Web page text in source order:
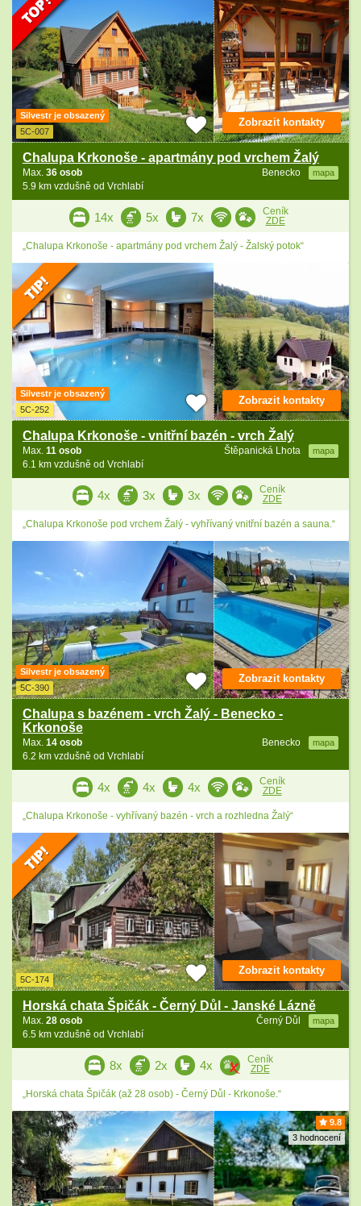
Silvestr je obsazený
5C-007
Chalupa Krkonoše - apartmány pod vrchem Žalý
Benecko mapa
Max. 36 osob
5.9 km vzdušně od Vrchlabí
Zobrazit kontakty
14x 5x 7x
Ceník
ZDE
„Chalupa Krkonoše - apartmány pod vrchem Žalý - Žalský potok“
Silvestr je obsazený
5C-252
Chalupa Krkonoše - vnitřní bazén - vrch Žalý
Štěpanická Lhota mapa
Max. 11 osob
6.1 km vzdušně od Vrchlabí
Zobrazit kontakty
4x 3x 3x
Ceník
ZDE
„Chalupa Krkonoše pod vrchem Žalý - vyhřívaný vnitřní bazén a sauna.“
Silvestr je obsazený
5C-390
Chalupa s bazénem - vrch Žalý - Benecko -
Krkonoše
Benecko mapa
Max. 14 osob
6.2 km vzdušně od Vrchlabí
Zobrazit kontakty
4x 4x 4x
Ceník
ZDE
„Chalupa Krkonoše - vyhřívaný bazén - vrch a rozhledna Žalý“
5C-174
Horská chata Špičák - Černý Důl - Janské Lázně
Černý Důl mapa
Max. 28 osob
6.5 km vzdušně od Vrchlabí
Zobrazit kontakty
8x 2x 4x
Ceník
ZDE
„Horská chata Špičák (až 28 osob) - Černý Důl - Krkonoše.“
9.8
3 hodnocení